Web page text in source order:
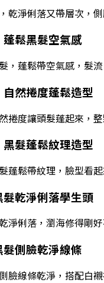
乾淨俐落又帶層次，
鬆黑髮空氣感
，蓬鬆帶空氣感，髮
然捲度蓬鬆造型
捲度讓頭髮蓬起來，
髮蓬鬆紋理造型
蓬鬆帶紋理，臉型看
乾淨俐落學生頭
淨俐落，瀏海修得剛
側臉乾淨線條
臉線條乾淨，搭配白